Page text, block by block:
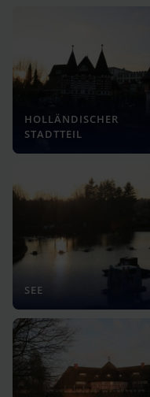
HOLLÄNDISCHER
STADTTEIL
SEE